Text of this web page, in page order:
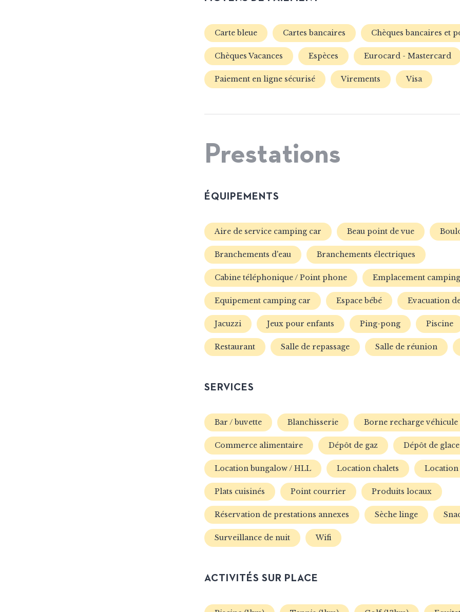
Carte bleue Cartes bancaires Chèques bancaires et
Chèques Vacances Espèces Eurocard - Mastercard
Paiement en ligne sécurisé Virements Visa
Prestations
ÉQUIPEMENTS
Aire de service camping car Beau point de vue
Branchements d'eau Branchements électriques
Cabine téléphonique / Point phone Emplacement
Equipement camping car Espace bébé Evacuation
Jacuzzi Jeux pour enfants Ping-pong Piscine
Restaurant Salle de repassage Salle de réunion
SERVICES
Bar / buvette Blanchisserie Borne recharge
Commerce alimentaire Dépôt de gaz Dépôt de glace
Location bungalow / HLL Location chalets
Plats cuisinés Point courrier Produits locaux
Réservation de prestations annexes Sèche linge
Surveillance de nuit Wifi
ACTIVITÉS SUR PLACE